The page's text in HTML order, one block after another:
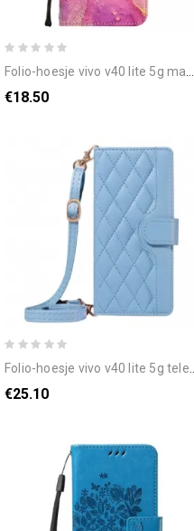
folio-hoesje vivo v40 lite 5g marmerpatroon
€18.50
folio-hoesje vivo v40 lite 5g telefoonhoesje gewatteerd met bandjes
€25.10